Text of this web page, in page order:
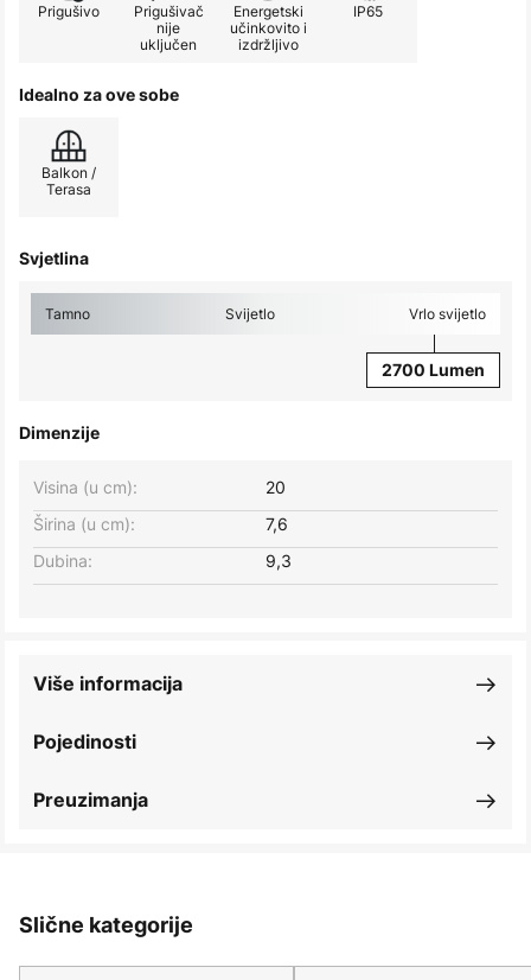
Prigušivo
Prigušivač
nije
uključen
Energetski
učinkovito i
izdržljivo
IP65
Idealno za ove sobe
Balkon /
Terasa
Svjetlina
Tamno Svijetlo Vrlo svijetlo
2700 Lumen
Dimenzije
Širina (u cm): 7,6
Visina (u cm): 20
Dubina: 9,3
Pojedinosti
Više informacija
Preuzimanja
Slične kategorije